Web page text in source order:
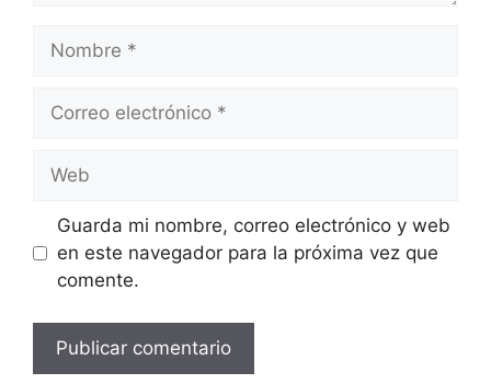
Nombre
Correo
Web
Guarda mi nombre, correo electrónico y web
en este navegador para la próxima vez que
comente.